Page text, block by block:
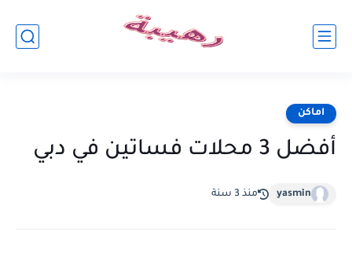
اماكن
أفضل 3 محلات فساتين في دبي
yasmin منذ 3 سنة